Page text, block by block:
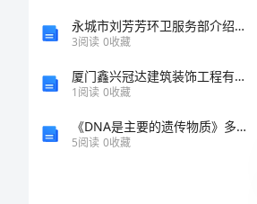
永城市刘芳芳环卫服务部介绍企业发展分析报告
3阅读 0收藏
厦门鑫兴冠达建筑装饰工程有限公司介绍企业发展分析报告
1阅读 0收藏
《DNA是主要的遗传物质》多媒体教学设计方案
5阅读 0收藏